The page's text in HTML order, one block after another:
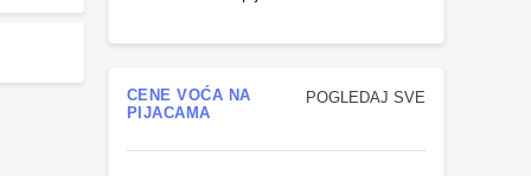
POGLEDAJ SVE
CENE VOĆA NA
PIJACAMA